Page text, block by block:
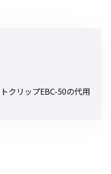
クリップEBC-50の代用